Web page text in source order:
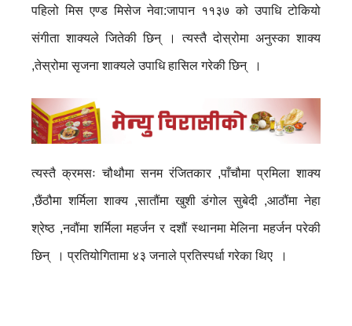
पहिलो मिस एण्ड मिसेज नेवा:जापान ११३७ को उपाधि टोकियो
संगीता शाक्यले जितेकी छिन् । त्यस्तै दोस्रोमा अनुस्का शाक्य
,तेस्रोमा सृजना शाक्यले उपाधि हासिल गरेकी छिन् ।
त्यस्तै क्रमसः चौथौमा सनम रंजितकार ,पाँचौमा प्रमिला शाक्य
,छैंठौमा शर्मिला शाक्य ,सातौंमा खुशी डंगोल सुबेदी ,आठौंमा नेहा
श्रेष्ठ ,नवौंमा शर्मिला महर्जन र दशौं स्थानमा मेलिना महर्जन परेकी
छिन् । प्रतियोगितामा ४३ जनाले प्रतिस्पर्धा गरेका थिए ।